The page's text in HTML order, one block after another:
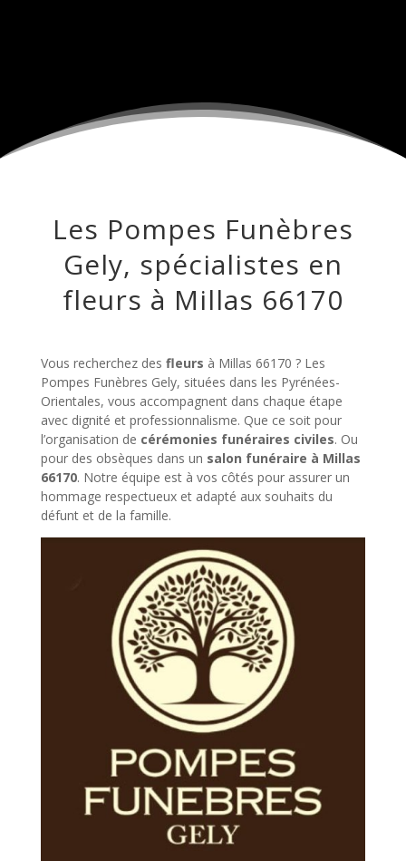
Les Pompes Funèbres
Gely, spécialistes en
fleurs à Millas 66170
Vous recherchez des fleurs à Millas 66170 ? Les
Pompes Funèbres Gely, situées dans les Pyrénées-
Orientales, vous accompagnent dans chaque étape
avec dignité et professionnalisme. Que ce soit pour
l’organisation de cérémonies funéraires civiles. Ou
pour des obsèques dans un salon funéraire à Millas
66170. Notre équipe est à vos côtés pour assurer un
hommage respectueux et adapté aux souhaits du
défunt et de la famille.